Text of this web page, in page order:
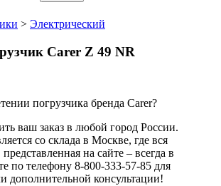
> Электрический
Carer Z 49 NR
погрузчика бренда Carer?
ваш заказ в любой город России.
со склада в Москве, где вся
на сайте – всегда в
по телефону 8-800-333-57-85 для
дополнительной консультации!